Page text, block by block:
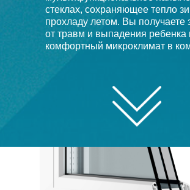
стеклах, сохраняющее тепло
прохладу летом. Вы получаете
от травм и выпадения ребенка
комфортный микроклимат в